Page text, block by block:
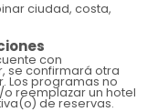
ciudad, costa,
con
se confirmará otra
Los programas no
reemplazar un hotel
de reservas.